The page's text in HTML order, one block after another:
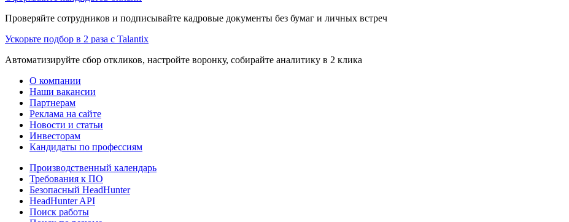
Проверяйте сотрудников и подписывайте кадровые документы без бумаг и личных встреч
Ускорьте подбор в 2 раза с Talantix
Автоматизируйте сбор откликов, настройте воронку, собирайте аналитику в 2 клика
О компании
Наши вакансии
Партнерам
Реклама на сайте
Новости и статьи
Инвесторам
Кандидаты по профессиям
Производственный календарь
Требования к ПО
Безопасный HeadHunter
HeadHunter API
Поиск работы